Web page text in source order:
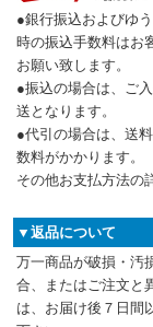
●銀行振込およびゆ
時の振込手数料はお
お願い致します。
●振込の場合は、ご
送となります。
●代引の場合は、送
数料がかかります。
その他お支払方法の
▼返品について
万一商品が破損・汚
合、またはご注文と
は、お届け後７日間